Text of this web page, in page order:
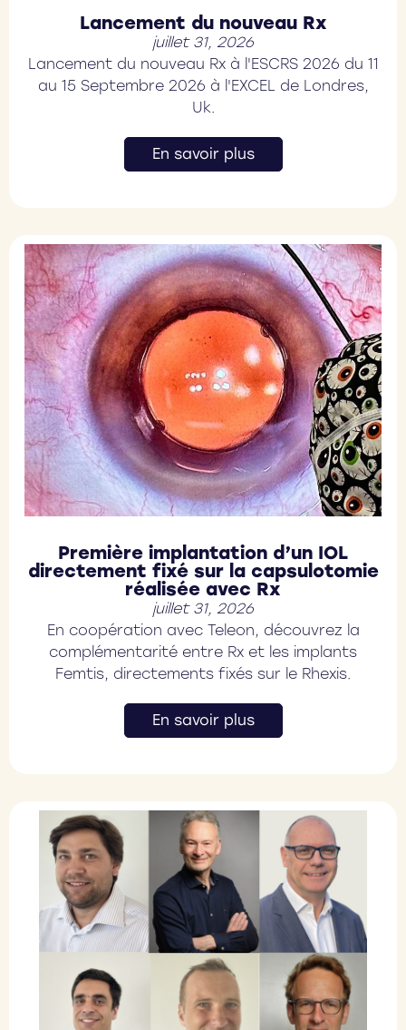
Lancement du nouveau Rx
juillet 31, 2026
Lancement du nouveau Rx à l'ESCRS 2026 du 11
au 15 Septembre 2026 à l'EXCEL de Londres,
Uk.
En savoir plus
Première implantation d’un IOL
directement fixé sur la capsulotomie
réalisée avec Rx
juillet 31, 2026
En coopération avec Teleon, découvrez la
complémentarité entre Rx et les implants
Femtis, directements fixés sur le Rhexis.
En savoir plus